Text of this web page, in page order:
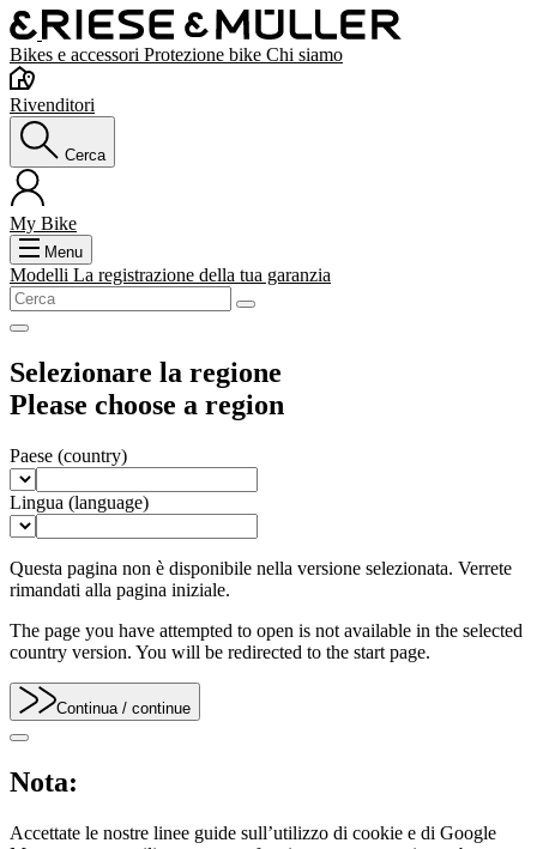
Bikes e accessori Protezione bike Chi siamo
Rivenditori
Cerca
My Bike
Menu
Modelli La registrazione della tua garanzia
Selezionare la regione
Please choose a region
Paese (country)
Lingua (language)
Questa pagina non è disponibile nella versione selezionata. Verrete
rimandati alla pagina iniziale.
The page you have attempted to open is not available in the selected
country version. You will be redirected to the start page.
Continua / continue
Nota:
Accettate le nostre linee guide sull’utilizzo di cookie e di Google